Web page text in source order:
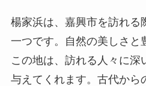
楊家浜は、嘉興市を訪れる
一つです。自然の美しさと
この地は、訪れる人々に深
与えてくれます。古代から